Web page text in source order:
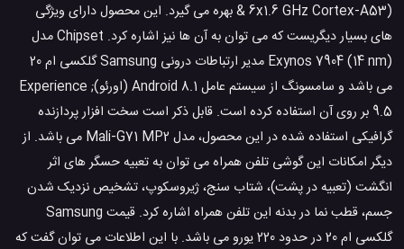
& 6x1.6 GHz Cortex-A53) بهره می گیرد. این محصول دارای ویژگی
های بسیار دیگریست که می توان به آن ها نیز اشاره کرد. Chipset مدل
Exynos 7904 (14 nm) مدیر ارتباطات درونی Samsung گلکسی ام 20
می باشد و سامسونگ از سیستم عامل Android 8.1 (اورئو); Experience
9.5 بر روی آن استفاده کرده است. قابل ذکر است سخت افزار پردازنده
گرافیکی استفاده شده در این محصول، مدل Mali-G71 MP2 می باشد. از
دیگر امکانات این گوشی تلفن همراه می توان به تعبیه حسگر های اثر
انگشت (تعبیه در پشت)، شتاب سنج، ژیروسکوپ، تشخیص نزدیک شدن
جسم، قطب نما در بدنه این تلفن همراه اشاره کرد. قیمت Samsung
گلکسی ام 20 در حدود 220 یورو می باشد. با این اطلاعات می توان گفت که